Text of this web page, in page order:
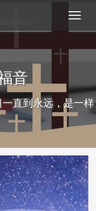
音
一直到永远，是一样